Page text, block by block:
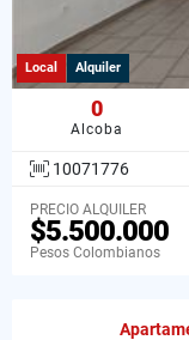
Local Alquiler
0
Alcoba
10071776
PRECIO ALQUILER
$5.500.000
Pesos Colombianos